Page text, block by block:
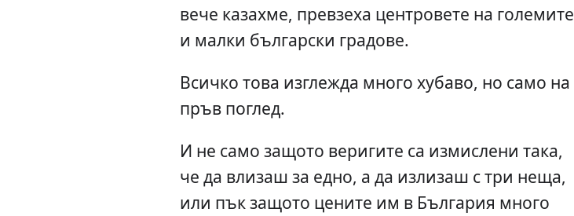
вече казахме, превзеха центровете на големите
и малки български градове.
Всичко това изглежда много хубаво, но само на
пръв поглед.
И не само защото веригите са измислени така,
че да влизаш за едно, а да излизаш с три неща,
или пък защото цените им в България много